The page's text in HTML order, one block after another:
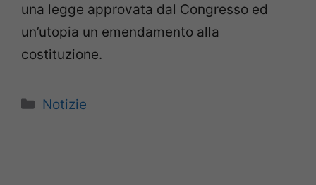
una legge approvata dal Congresso ed
un’utopia un emendamento alla
costituzione.
Categorie
Notizie